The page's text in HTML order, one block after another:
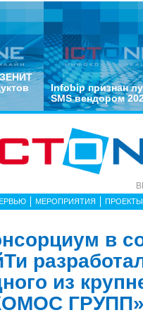
ЗЕНИТ
Infobip признан
SMS вендором
МЕРОПРИЯТИЯ ПРОЕКТЫ
в
из
ГРУПП»